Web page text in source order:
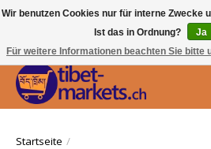
Handwerkskunst vom Dach der Welt.
Holen Sie sich ein Stück Tibet.
Startseite /
Wir benutzen Cookies nur für interne Zwecke
Ist das in Ordnung?
Ja
Für weitere Informationen beachten Sie bitte